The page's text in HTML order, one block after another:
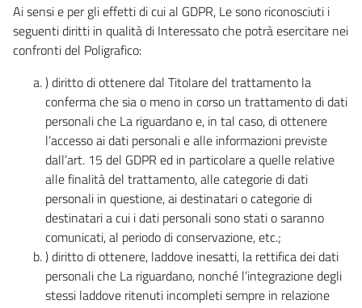
Ai sensi e per gli effetti di cui al GDPR, Le sono riconosciuti i
seguenti diritti in qualità di Interessato che potrà esercitare nei
confronti del Poligrafico:
) diritto di ottenere dal Titolare del trattamento la
conferma che sia o meno in corso un trattamento di dati
personali che La riguardano e, in tal caso, di ottenere
l’accesso ai dati personali e alle informazioni previste
dall’art. 15 del GDPR ed in particolare a quelle relative
alle finalità del trattamento, alle categorie di dati
personali in questione, ai destinatari o categorie di
destinatari a cui i dati personali sono stati o saranno
comunicati, al periodo di conservazione, etc.;
) diritto di ottenere, laddove inesatti, la rettifica dei dati
personali che La riguardano, nonché l’integrazione degli
stessi laddove ritenuti incompleti sempre in relazione